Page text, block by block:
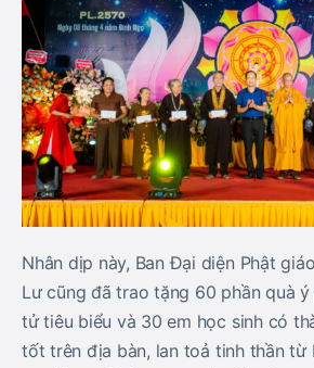
Nhân dịp này, Ban Đại diện Phật
Lư cũng đã trao tặng 60 phần quà
tử tiêu biểu và 30 em học sinh có
tốt trên địa bàn, lan toả tinh thần từ